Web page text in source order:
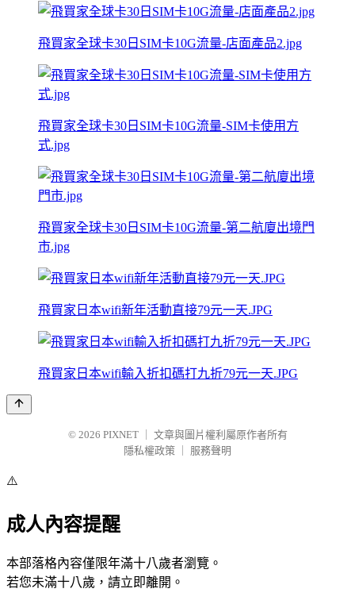
飛買家全球卡30日SIM卡10G流量-店面產品2.jpg
飛買家全球卡30日SIM卡10G流量-SIM卡使用方
式.jpg
飛買家全球卡30日SIM卡10G流量-第二航廈出境門
市.jpg
飛買家日本wifi新年活動直接79元一天.JPG
飛買家日本wifi輸入折扣碼打九折79元一天.JPG
© 2026 PIXNET
文章與圖片權利屬原作者所有
隱私權政策
服務聲明
⚠️
成人內容提醒
本部落格內容僅限年滿十八歲者瀏覽。
若您未滿十八歲，請立即離開。